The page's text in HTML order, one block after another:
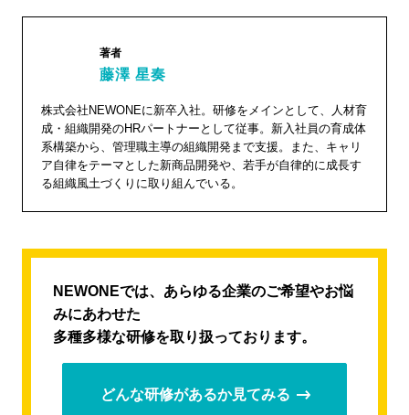
藤澤 星
奏"
width="1
04"
height="
著者
藤澤 星奏
株式会社NEWONEに新卒入社。研修をメインとして、人材育
成・組織開発のHRパートナーとして従事。新入社員の育成体
系構築から、管理職主導の組織開発まで支援。また、キャリ
ア自律をテーマとした新商品開発や、若手が自律的に成長す
る組織風土づくりに取り組んでいる。
NEWONEでは、あらゆる企業のご希望やお悩
みにあわせた
多種多様な研修を取り扱っております。
どんな研修があるか見てみる